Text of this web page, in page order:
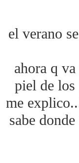
el verano
ahora q
piel de los
me
sabe